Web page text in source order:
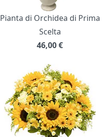
Pianta di Orchidea di Prima
Scelta
46,00€